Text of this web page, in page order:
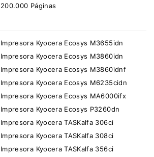
200.000 Páginas
Impresora Kyocera Ecosys M3655idn
Impresora Kyocera Ecosys M3860idn
Impresora Kyocera Ecosys M3860idnf
Impresora Kyocera Ecosys M6235cidn
Impresora Kyocera Ecosys MA6000ifx
Impresora Kyocera Ecosys P3260dn
Impresora Kyocera TASKalfa 306ci
Impresora Kyocera TASKalfa 308ci
Impresora Kyocera TASKalfa 356ci